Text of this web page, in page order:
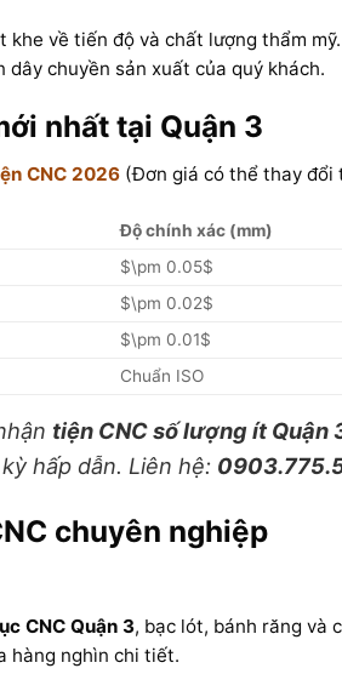
về tiến độ và chất lượng thẩm
dây chuyền sản xuất của quý khách.
nhất tại Quận 3
CNC 2026 (Đơn giá có thể thay đổi
Độ chính xác (mm)
$\pm 0.05$
$\pm 0.02$
$\pm 0.01$
Chuẩn ISO
tiện CNC số lượng ít Quận
hấp dẫn. Liên hệ:
chuyên nghiệp
CNC Quận 3, bạc lót, bánh răng và
hàng nghìn chi tiết.